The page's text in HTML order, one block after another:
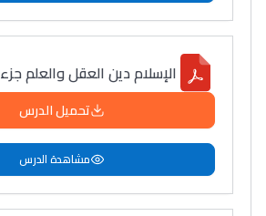
الإسلام دين العقل والعلم جزء 2
تحميل الدرس
مشاهدة الدرس